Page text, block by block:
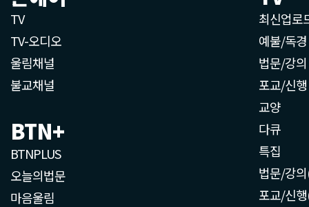
TV
TV-오디오
울림채널
불교채널
BTN+
BTNPLUS
오늘의법문
마음울림
최신업로
예불/독경
법문/강의
포교/신행
교양
다큐
특집
법문/강
포교/신